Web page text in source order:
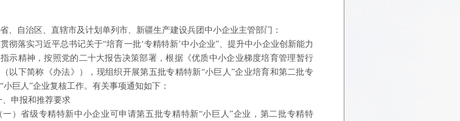
、自治区、直辖市及计划单列市、新疆生产建设兵团中小企业主管部门：
彻落实习近平总书记关于“培育一批‘专精特新’中小企业”、提升中小企业创新能力
示精神，按照党的二十大报告决策部署，根据《优质中小企业梯度培育管理暂行
以下简称《办法》），现组织开展第五批专精特新“小巨人”企业培育和第二批专
小巨人”企业复核工作。有关事项通知如下：
、申报和推荐要求
一）省级专精特新中小企业可申请第五批专精特新“小巨人”企业，第二批专精特